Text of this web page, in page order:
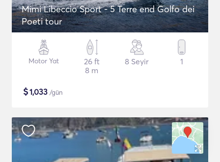
Mimi Libeccio Sport - 5 Terre end Golfo dei
Poeti tour
Motor Yat
26 ft
8 m
8 Seyir 1
$1,033 /gün